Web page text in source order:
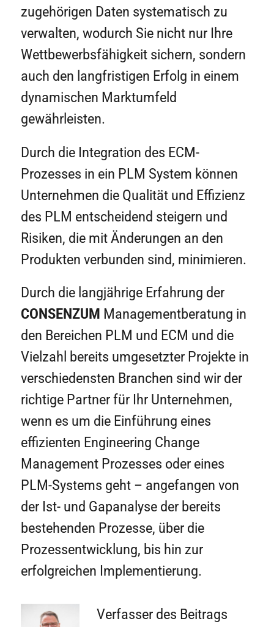
zugehörigen Daten systematisch zu
verwalten, wodurch Sie nicht nur Ihre
Wettbewerbsfähigkeit sichern, sondern
auch den langfristigen Erfolg in einem
dynamischen Marktumfeld
gewährleisten.
Durch die Integration des ECM-
Prozesses in ein PLM System können
Unternehmen die Qualität und Effizienz
des PLM entscheidend steigern und
Risiken, die mit Änderungen an den
Produkten verbunden sind, minimieren.
Durch die langjährige Erfahrung der
CONSENZUM Managementberatung in
den Bereichen PLM und ECM und die
Vielzahl bereits umgesetzter Projekte in
verschiedensten Branchen sind wir der
richtige Partner für Ihr Unternehmen,
wenn es um die Einführung eines
effizienten Engineering Change
Management Prozesses oder eines
PLM-Systems geht – angefangen von
der Ist- und Gapanalyse der bereits
bestehenden Prozesse, über die
Prozessentwicklung, bis hin zur
erfolgreichen Implementierung.
Verfasser des Beitrags